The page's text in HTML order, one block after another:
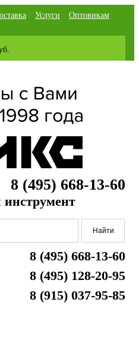
Услуги
Оптовикам
8 (495) 668-13-60
8 (495) 668-13-60
8 (495) 128-20-95
8 (915) 037-95-85